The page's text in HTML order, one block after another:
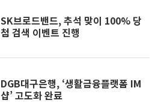
SK브로드밴드, 추석 맞이 100% 당
첨 검색 이벤트 진행
DGB대구은행, ‘생활금융플랫폼 IM
샵’ 고도화 완료